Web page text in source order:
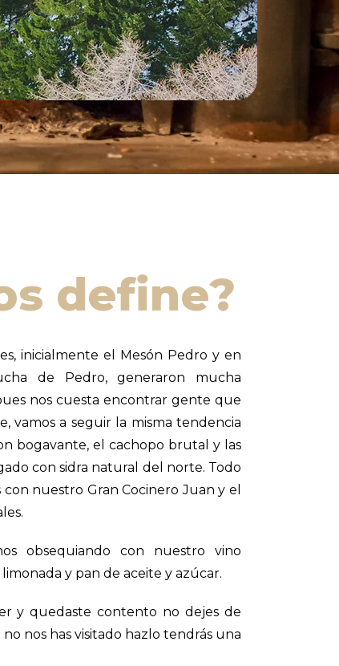
define?
inicialmente el Mesón Pedro y en
de Pedro, generaron mucha
nos cuesta encontrar gente que
vamos a seguir la misma tendencia
bogavante, el cachopo brutal y las
con sidra natural del norte. Todo
nuestro Gran Cocinero Juan y el
obsequiando con nuestro vino
y pan de aceite y azúcar.
y quedaste contento no dejes de
no nos has visitado hazlo tendrás una